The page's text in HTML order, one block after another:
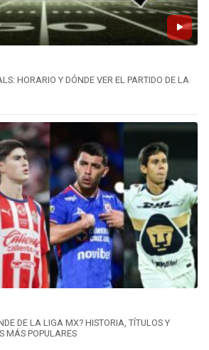
HORARIO Y DÓNDE VER EL PARTIDO DE LA
DE LA LIGA MX? HISTORIA, TÍTULOS Y
MÁS POPULARES